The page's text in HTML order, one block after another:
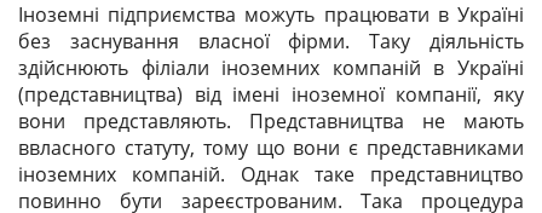
Іноземні підприємства можуть працювати в Україні
без заснування власної фірми. Таку діяльність
здійснюють філіали іноземних компаній в Україні
(представництва) від імені іноземної компанії, яку
вони представляють. Представництва не мають
ввласного статуту, тому що вони є представниками
іноземних компаній. Однак таке представництво
повинно бути зареєстрованим. Така процедура